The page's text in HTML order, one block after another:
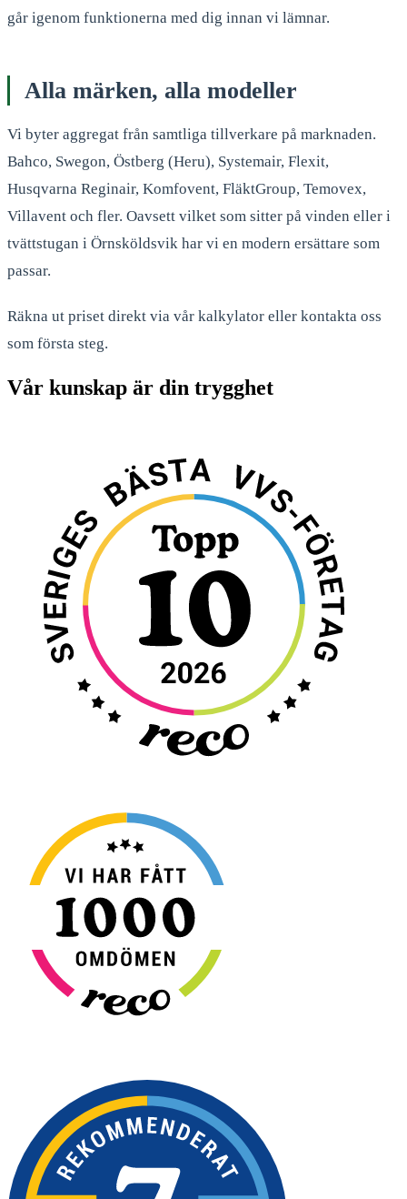
går igenom funktionerna med dig innan vi lämnar.
Alla märken, alla modeller
Vi byter aggregat från samtliga tillverkare på marknaden.
Bahco, Swegon, Östberg (Heru), Systemair, Flexit,
Husqvarna Reginair, Komfovent, FläktGroup, Temovex,
Villavent och fler. Oavsett vilket som sitter på vinden eller i
tvättstugan i Örnsköldsvik har vi en modern ersättare som
passar.
Räkna ut priset direkt via vår kalkylator eller kontakta oss
som första steg.
Vår kunskap är din trygghet